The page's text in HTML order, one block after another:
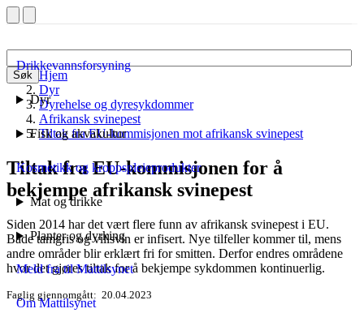
Søk
Drikkevannsforsyning
Dyr
Fisk og akvakultur
Kosmetikk og kroppspleieprodukter
Mat og drikke
Planter og dyrking
Meld fra til Mattilsynet
Om Mattilsynet
Hjem
Dyr
Dyrehelse og dyresykdommer
Afrikansk svinepest
Tiltak fra EU-kommisjonen mot afrikansk svinepest
Tiltak fra EU-kommisjonen for å
bekjempe afrikansk svinepest
Siden 2014 har det vært flere funn av afrikansk svinepest i EU.
Både tamgris og villsvin er infisert. Nye tilfeller kommer til, mens
andre områder blir erklært fri for smitten. Derfor endres områdene
hvor det gjøres tiltak for å bekjempe sykdommen kontinuerlig.
Faglig gjennomgått 20.04.2023